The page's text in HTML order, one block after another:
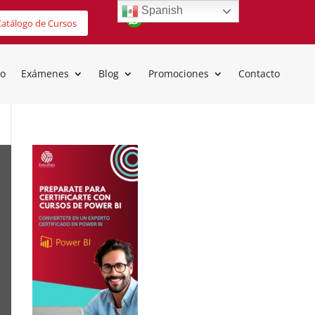
de Cursos
Exámenes Blog Promociones Contacto
Spanish